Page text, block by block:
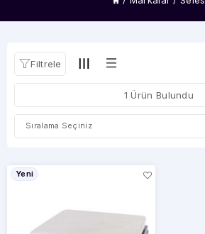
STOK
Filtrele
1 Ürün Bulundu
Yeni